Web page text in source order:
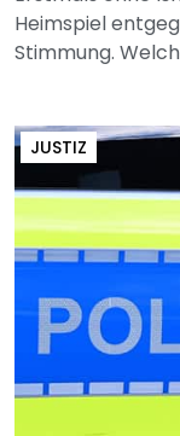
Heimspiel
Stimmung.
JUSTIZ